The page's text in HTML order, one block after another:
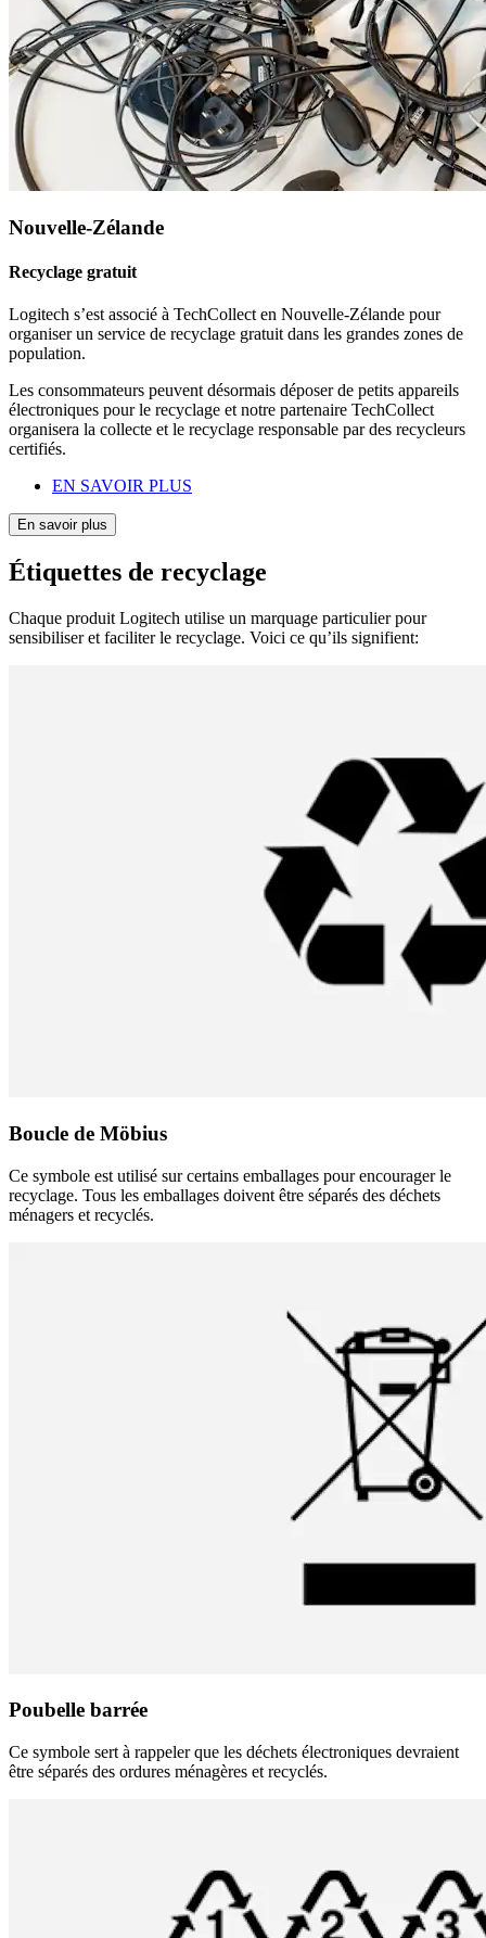
Nouvelle-Zélande
Recyclage gratuit
Logitech s’est associé à TechCollect en Nouvelle-Zélande pour
organiser un service de recyclage gratuit dans les grandes zones de
population.
Les consommateurs peuvent désormais déposer de petits appareils
électroniques pour le recyclage et notre partenaire TechCollect
organisera la collecte et le recyclage responsable par des recycleurs
certifiés.
EN SAVOIR PLUS
En savoir plus
Étiquettes de recyclage
Chaque produit Logitech utilise un marquage particulier pour
sensibiliser et faciliter le recyclage. Voici ce qu’ils signifient:
Boucle de Möbius
Ce symbole est utilisé sur certains emballages pour encourager le
recyclage. Tous les emballages doivent être séparés des déchets
ménagers et recyclés.
Poubelle barrée
Ce symbole sert à rappeler que les déchets électroniques devraient
être séparés des ordures ménagères et recyclés.